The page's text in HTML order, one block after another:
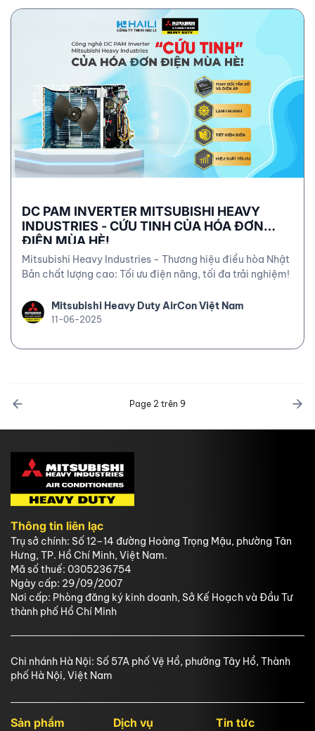
DC PAM INVERTER MITSUBISHI HEAVY
INDUSTRIES - CỨU TINH CỦA HÓA ĐƠN
ĐIỆN MÙA HÈ!
Mitsubishi Heavy Industries - Thương hiệu điều hòa Nhật
Bản chất lượng cao: Tối ưu điện năng, tối đa trải nghiệm!
Mitsubishi Heavy Duty AirCon Việt Nam
11-06-2025
Page 2 trên 9
Thông tin liên lạc
Trụ sở chính: Số 12–14 đường Hoàng Trọng Mậu, phường Tân
Hưng, TP. Hồ Chí Minh, Việt Nam.
Mã số thuế: 0305236754
Ngày cấp: 29/09/2007
Nơi cấp: Phòng đăng ký kinh doanh, Sở Kế Hoạch và Đầu Tư
thành phố Hồ Chí Minh
Chi nhánh Hà Nội: Số 57A phố Vệ Hồ, phường Tây Hồ, Thành
phố Hà Nội, Việt Nam
Sản phẩm Dịch vụ Tin tức